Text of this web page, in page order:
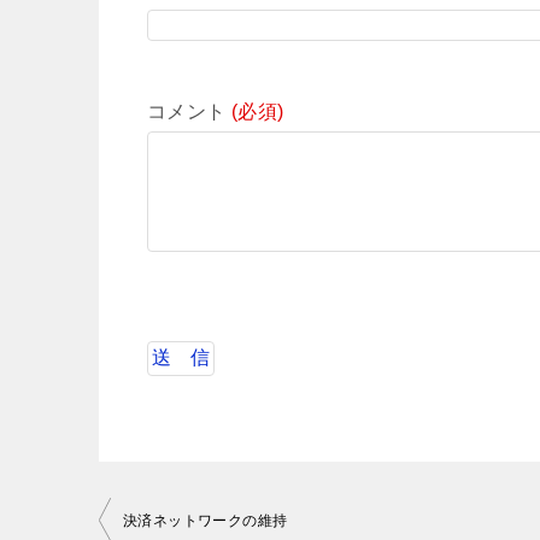
コメント (必須)
投決済ネットワークの維持